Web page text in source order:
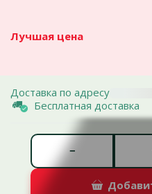
Лучшая цена
Доставка по адресу
Бесплатная доставка
−